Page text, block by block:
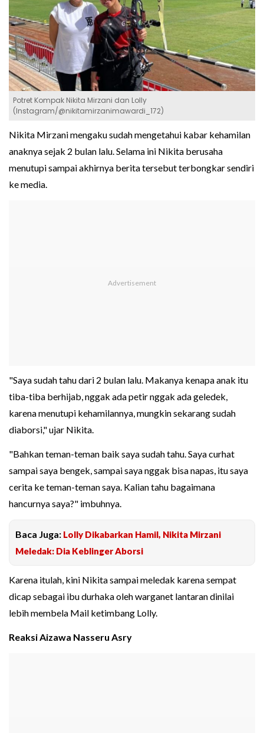
Potret Kompak Nikita Mirzani dan Lolly
(Instagram/@nikitamirzanimawardi_172)
Nikita Mirzani mengaku sudah mengetahui kabar kehamilan
anaknya sejak 2 bulan lalu. Selama ini Nikita berusaha
menutupi sampai akhirnya berita tersebut terbongkar sendiri
ke media.
"Saya sudah tahu dari 2 bulan lalu. Makanya kenapa anak itu
tiba-tiba berhijab, nggak ada petir nggak ada geledek,
karena menutupi kehamilannya, mungkin sekarang sudah
diaborsi," ujar Nikita.
"Bahkan teman-teman baik saya sudah tahu. Saya curhat
sampai saya bengek, sampai saya nggak bisa napas, itu saya
cerita ke teman-teman saya. Kalian tahu bagaimana
hancurnya saya?" imbuhnya.
Baca Juga: Lolly Dikabarkan Hamil, Nikita Mirzani
Meledak: Dia Keblinger Aborsi
Karena itulah, kini Nikita sampai meledak karena sempat
dicap sebagai ibu durhaka oleh warganet lantaran dinilai
lebih membela Mail ketimbang Lolly.
Reaksi Aizawa Nasseru Asry